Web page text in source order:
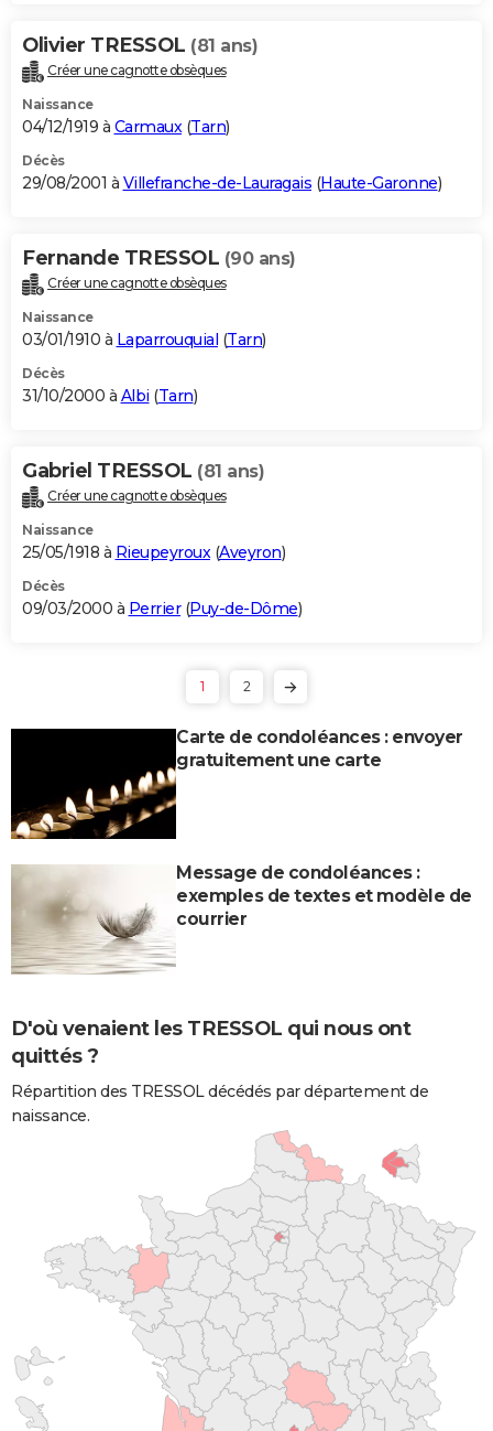
Olivier TRESSOL (81 ans)
Créer une cagnotte obsèques
Naissance
04/12/1919 à Carmaux(Tarn)
Décès
29/08/2001 à Villefranche-de-Lauragais (Haute-Garonne)
Fernande TRESSOL (90 ans)
Créer une cagnotte obsèques
Naissance
03/01/1910 à Laparrouquial (Tarn)
Décès
31/10/2000 à Albi (Tarn)
Gabriel TRESSOL (81 ans)
Créer une cagnotte obsèques
Naissance
25/05/1918 à Rieupeyroux (Aveyron)
Décès
09/03/2000 à Perrier(Puy-de-Dôme)
1 2
Carte de condoléances : envoyer
gratuitement une carte
Message de condoléances :
exemples de textes et modèle de
courrier
D'où venaient les TRESSOL qui nous ont
quittés ?
Répartition des TRESSOL décédés par département de
naissance.